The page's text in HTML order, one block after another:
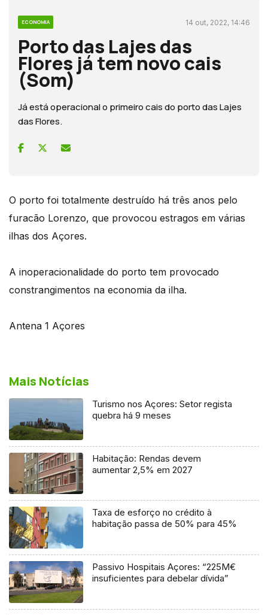
ECONOMIA 14 out, 2022, 14:46
Porto das Lajes das
Flores já tem novo cais
(Som)
Já está operacional o primeiro cais do porto das Lajes
das Flores.
O porto foi totalmente destruído há três anos pelo
furacão Lorenzo, que provocou estragos em várias
ilhas dos Açores.
A inoperacionalidade do porto tem provocado
constrangimentos na economia da ilha.
Antena 1 Açores
Mais Notícias
Turismo nos Açores: Setor regista
quebra há 9 meses
Habitação: Rendas devem
aumentar 2,5% em 2027
Taxa de esforço no crédito à
habitação passa de 50% para 45%
Passivo Hospitais Açores: “225M€
insuficientes para debelar dívida”